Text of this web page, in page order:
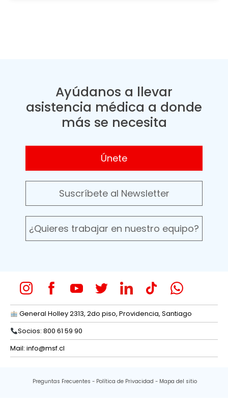
Ayúdanos a llevar
asistencia médica a donde
más se necesita
Únete
Suscríbete al Newsletter
¿Quieres trabajar en nuestro equipo?
General Holley 2313, 2do piso, Providencia, Santiago
Socios: 800 61 59 90
Mail: info@msf.cl
Preguntas Frecuentes Política de Privacidad Mapa del sitio